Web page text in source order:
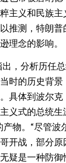
主义和民族主
推测，特朗
理念的影响。
出，分析历任
时的历史背
具体到波尔克
义式的总统生
产物。“尽管波
开战，部分
疑是一种防